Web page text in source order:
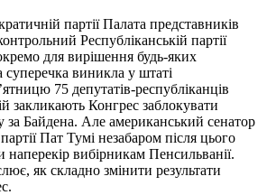
партії Палата представників
Республіканській партії
для вирішення будь-яких
виникла у штаті
75 депутатів-республіканців
закликають Конгрес заблокувати
за Байдена. Але американський сенатор
Пат Тумі незабаром після цього
наперекір вибірникам Пенсильванії.
як складно змінити результати